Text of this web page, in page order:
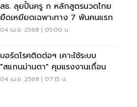
สธ. ลุยปั้นครู​ ก​ หลักสูตรนวดไทย
ยืดเหยียดเฉพาะทาง​ 7​ พันคนแรก​
04 เม.ย. 2568 | 05:00 น.
บอร์ดโรคติดต่อฯ เคาะใช้ระบบ
"สแกนม่านตา" คุมแรงงานเถื่อน
04 เม.ย. 2568 | 07:15 น.